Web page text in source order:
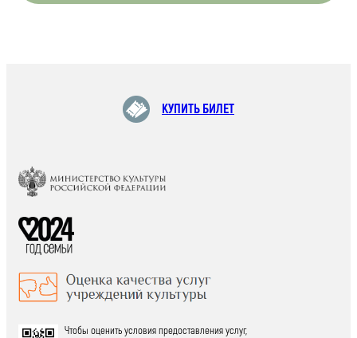
КУПИТЬ БИЛЕТ
Чтобы оценить условия предоставления услуг,